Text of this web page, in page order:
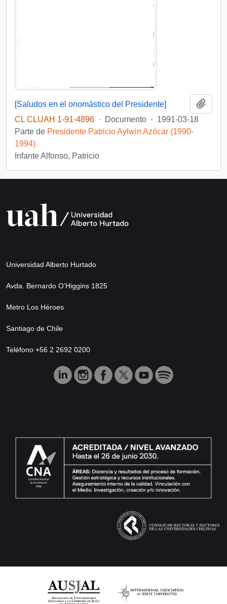
[Saludos en el onomástico del Presidente]
CL CLUAH 1-91-4896 · Documento · 1991-03-18
Parte de Presidente Patricio Aylwin Azócar (1990-
1994)
Infante Alfonso, Patricio
Universidad Alberto Hurtado
Avda. Bernardo O’Higgins 1825
Metro Los Héroes
Santiago de Chile
Teléfono +56 2 2692 0200